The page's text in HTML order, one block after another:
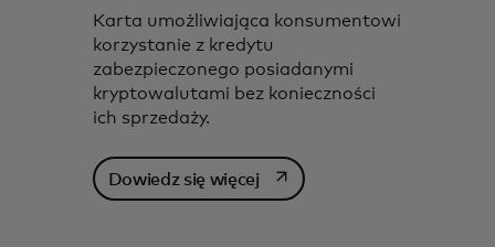
Karta umożliwiająca konsumentowi
korzystanie z kredytu
zabezpieczonego posiadanymi
kryptowalutami bez konieczności
ich sprzedaży.
Dowiedz się więcejopens in a new tab